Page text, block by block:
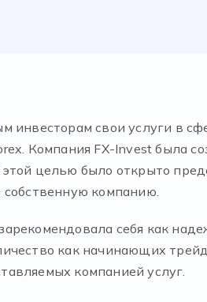
инвесторам свои услуги в
Компания FX-Invest была
целью было открыто
собственную компанию.
себя как
как начинающих
компанией услуг.